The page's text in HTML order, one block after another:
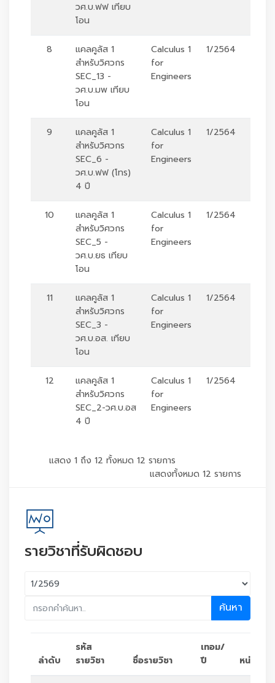
วศ.บ.ฟฟ เทียบ
โอน
8
แคลคูลัส 1
สำหรับวิศวกร
SEC_13 -
วศ.บ.มพ เทียบ
โอน
Calculus 1
for
Engineers
1/2564
9
แคลคูลัส 1
สำหรับวิศวกร
SEC_6 -
วศ.บ.ฟฟ (โทร)
4 ปี
Calculus 1
for
Engineers
1/2564
10
แคลคูลัส 1
สำหรับวิศวกร
SEC_5 -
วศ.บ.ยธ เทียบ
โอน
Calculus 1
for
Engineers
1/2564
11
แคลคูลัส 1
สำหรับวิศวกร
SEC_3 -
วศ.บ.อส. เทียบ
โอน
Calculus 1
for
Engineers
1/2564
12
แคลคูลัส 1
สำหรับวิศวกร
SEC_2-วศ.บ.อส
4 ปี
Calculus 1
for
Engineers
1/2564
แสดง 1 ถึง 12 ทั้งหมด 12 รายการ
แสดงทั้งหมด 12 รายการ
รายวิชาที่รับผิดชอบ
ค้นหา
ลำดับ
รหัส
รายวิชา
ชื่อรายวิชา
เทอม/
ปี
หน่วยกิต